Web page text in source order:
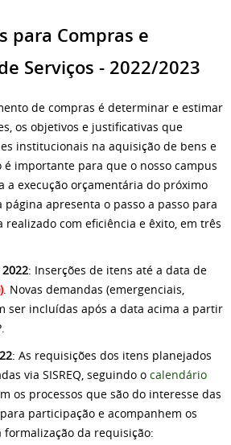
para Compras e
Serviços - 2022/2023
de compras é determinar e estimar
os objetivos e justificativas que
institucionais na aquisição de bens e
é importante para que o nosso campus
a execução orçamentária do próximo
página apresenta o passo a passo para
realizado com eficiência e êxito, em três
: Inserções de itens até a data de
. Novas demandas (emergenciais,
ser incluídas após a data acima a partir
: As requisições dos itens planejados
via SISREQ, seguindo o calendário
os processos que são do interesse das
participação e acompanhem os
formalização da requisição: